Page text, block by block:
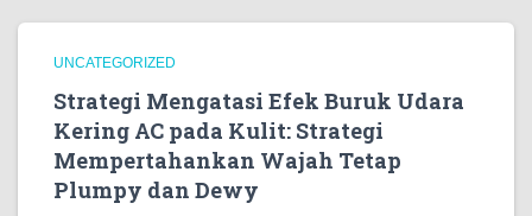
UNCATEGORIZED
Strategi Mengatasi Efek Buruk Udara
Kering AC pada Kulit: Strategi
Mempertahankan Wajah Tetap
Plumpy dan Dewy